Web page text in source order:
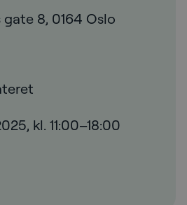
gate 8, 0164 Oslo
kl. 11:00–18:00